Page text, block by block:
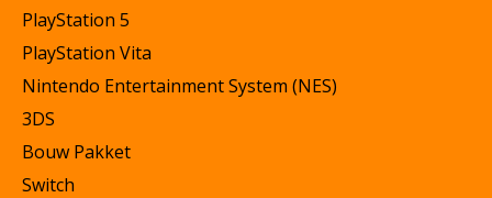
PlayStation 5
PlayStation Vita
Nintendo Entertainment System (NES)
3DS
Bouw Pakket
Switch